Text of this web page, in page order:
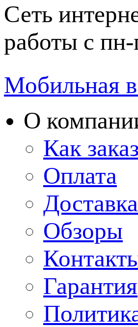
Сеть
работы с
Мобильная
О
Как
Оплата
Доставка
Обзоры
Гарантия